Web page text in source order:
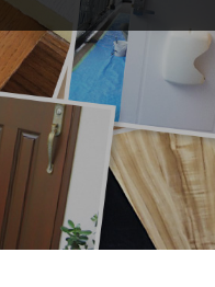
実績紹介 依頼の流れ